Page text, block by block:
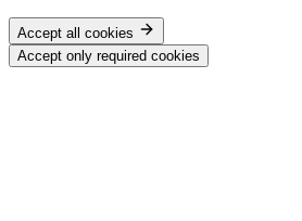
Accept all cookies
Accept only required cookies